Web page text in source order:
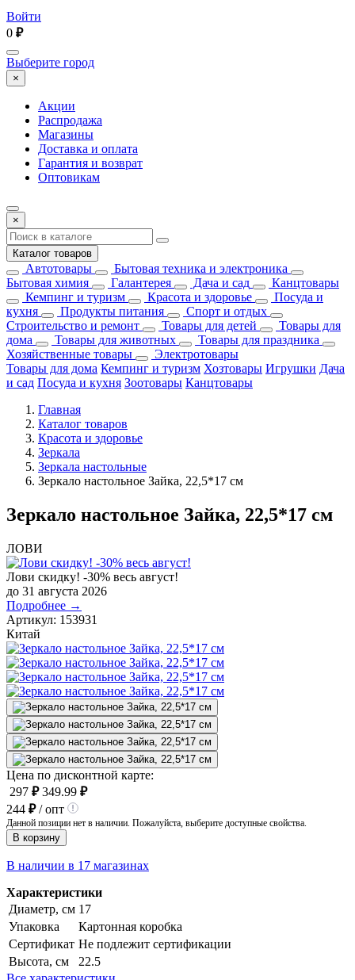
Войти
0 ₽
Выберите город
×
Акции
Распродажа
Магазины
Доставка и оплата
Гарантия и возврат
Оптовикам
×
Каталог товаров
Автотовары
Бытовая техника и электроника
Бытовая химия
Галантерея Дача и сад
Канцтовары
Кемпинг и туризм
Красота и здоровье
Посуда и
кухня
Продукты питания
Спорт и отдых
Строительство и ремонт
Товары для детей
Товары для
дома
Товары для животных
Товары для праздника
Хозяйственные товары
Электротовары
Товары для дома Кемпинг и туризм Хозтовары Игрушки Дача
и сад Посуда и кухня Зоотовары Канцтовары
Главная
Каталог товаров
Красота и здоровье
Зеркала
Зеркала настольные
Зеркало настольное Зайка, 22,5*17 см
Зеркало настольное Зайка, 22,5*17 см
ЛОВИ
Лови скидку! -30% весь август!
до 31 августа 2026
Подробнее →
Артикул: 153931
Китай
Цена по дисконтной карте:
297 ₽ 349.99 ₽
244 ₽/ опт
Данной позиции нет в наличии. Пожалуйста, выберите доступные свойства.
В корзину
В наличии в 17 магазинах
Характеристики
Диаметр, см 17
Упаковка
Картонная коробка
Сертификат Не подлежит сертификации
Высота, см
22.5